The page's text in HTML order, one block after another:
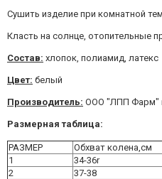
Сушить изделие при комнатной
Класть на солнце, отопительные
Состав: хлопок, полиамид, латекс
Цвет: белый
Производитель: ООО "ЛПП Фарм"
Размерная таблица:
РАЗМЕР
Обхват колена,см
1
34-36r
2
37-38